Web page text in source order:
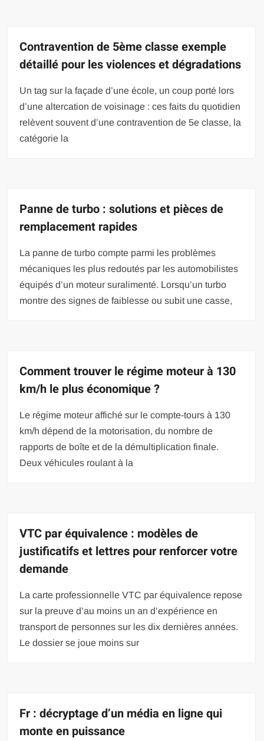
Contravention de 5ème classe exemple
détaillé pour les violences et dégradations
Un tag sur la façade d’une école, un coup porté lors
d’une altercation de voisinage : ces faits du quotidien
relèvent souvent d’une contravention de 5e classe, la
catégorie la
Panne de turbo : solutions et pièces de
remplacement rapides
La panne de turbo compte parmi les problèmes
mécaniques les plus redoutés par les automobilistes
équipés d’un moteur suralimenté. Lorsqu’un turbo
montre des signes de faiblesse ou subit une casse,
Comment trouver le régime moteur à 130
km/h le plus économique ?
Le régime moteur affiché sur le compte-tours à 130
km/h dépend de la motorisation, du nombre de
rapports de boîte et de la démultiplication finale.
Deux véhicules roulant à la
VTC par équivalence : modèles de
justificatifs et lettres pour renforcer votre
demande
La carte professionnelle VTC par équivalence repose
sur la preuve d’au moins un an d’expérience en
transport de personnes sur les dix dernières années.
Le dossier se joue moins sur
Fr : décryptage d’un média en ligne qui
monte en puissance